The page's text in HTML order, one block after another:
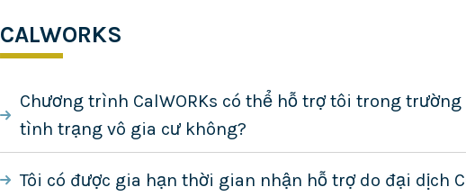
CALWORKS
Chương trình CalWORKs có thể hỗ trợ tôi trong
tình trạng vô gia cư không?
Tôi có được gia hạn thời gian nhận hỗ trợ do đại dịch